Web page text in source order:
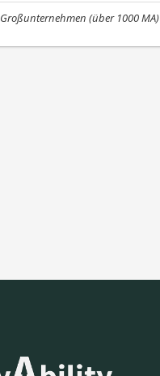
Großunternehmen (über 1000 MA)